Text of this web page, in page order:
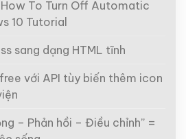
To Turn Off Automatic
10 Tutorial
sang dạng HTML tĩnh
với API tùy biến thêm icon
– Phản hồi – Điều chỉnh” =